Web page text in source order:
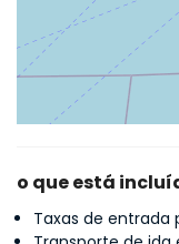
o que está
Taxas de entrada